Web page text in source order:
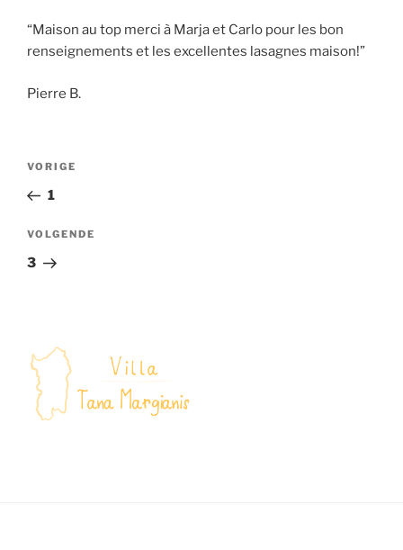
“Maison au top merci à Marja et Carlo pour les bon
renseignements et les excellentes lasagnes maison!”
Pierre B.
Berichtnavigatie
Vorig
bericht
VORIGE
1
Volgend
bericht
VOLGENDE
3